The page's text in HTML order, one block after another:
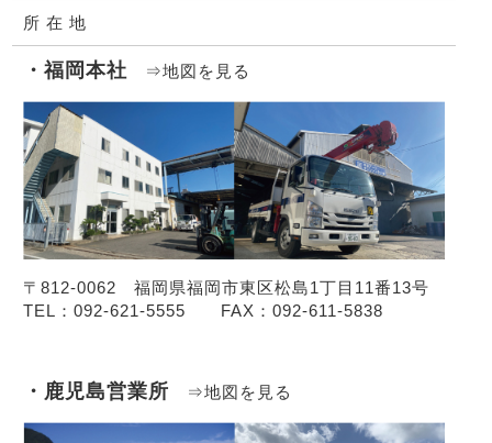
所 在 地
・福岡本社 ⇒地図を見る
〒812-0062 福岡県福岡市東区松島1丁目11番13号
TEL：092-621-5555 FAX：092-611-5838
・鹿児島営業所 ⇒地図を見る